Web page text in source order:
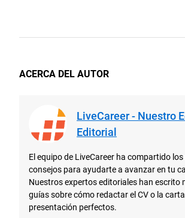
ACERCA DEL AUTOR
LiveCareer - Nuestro
Editorial
El equipo de LiveCareer ha compartido
consejos para ayudarte a avanzar en tu
Nuestros expertos editoriales han escrito
guías sobre cómo redactar el CV o la
presentación perfectos.